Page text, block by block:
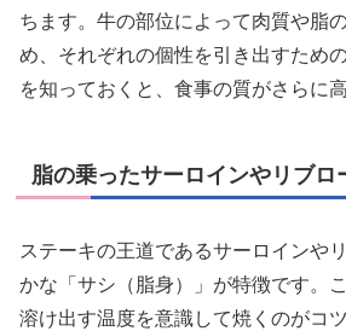
ちます。牛の部位によって肉質や脂
め、それぞれの個性を引き出すため
を知っておくと、食事の質がさらに
脂の乗ったサーロインやリブロ
ステーキの王道であるサーロインや
かな「サシ（脂身）」が特徴です。
溶け出す温度を意識して焼くのがコ